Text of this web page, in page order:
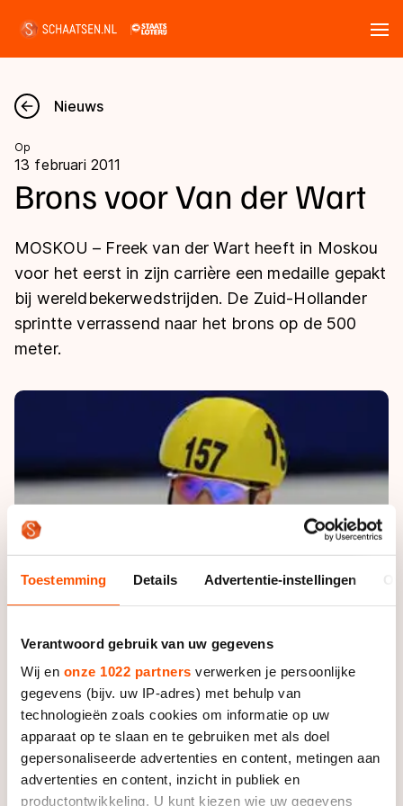
Toestemming Details Advertentie-instellingen
Verantwoord gebruik van uw gegevens
Wij en onze 1022 partners verwerken je persoonlijke
gegevens (bijv. uw IP-adres) met behulp van
technologieën zoals cookies om informatie op uw
apparaat op te slaan en te gebruiken met als doel
gepersonaliseerde advertenties en content, metingen aan
advertenties en content, inzicht in publiek en
productontwikkeling. U kunt kiezen wie uw gegevens
Nieuws
Kalender
Marathon
Langebaan
Shorttrack
Kunstschaatsen
Natuurijs
Uitslagen
Langebaan
Marathon
Kunstschaatsen
Tijden & historie
Ranglijsten Langebaan
Persoonlijke records & tijden
De weg op
Inschrijven wedstrijden
Algemene Nederlandse Schaatstijd
Waar kan ik schaatsen en skaten?
Schaatsfans
Alles voor jou als schaatsfan
Evenementen
Tickets
Livestreams
Word schaatsfan!
Winacties
Olympische Spelen
Olympische uitslagen
Van Jong tot Goud verhalen
Nieuws
Op
13 februari 2011
Brons voor Van der Wart
MOSKOU – Freek van der Wart heeft in Moskou
voor het eerst in zijn carrière een medaille gepakt
bij wereldbekerwedstrijden. De Zuid-Hollander
sprintte verrassend naar het brons op de 500
meter.